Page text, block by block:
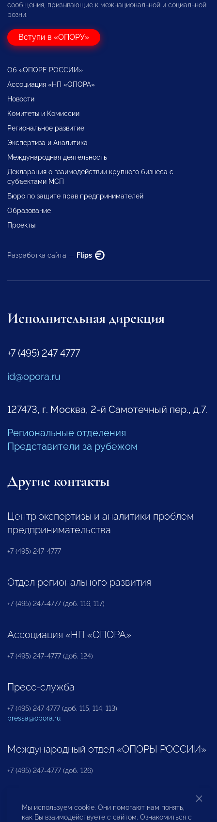
сообщения, призывающие к межнациональной и социальной
розни.
Вступи в «ОПОРУ»
Об «ОПОРЕ РОССИИ»
Ассоциация «НП «ОПОРА»
Новости
Комитеты и Комиссии
Региональное развитие
Экспертиза и Аналитика
Международная деятельность
Декларация о взаимодействии крупного бизнеса с
субъектами МСП
Бюро по защите прав предпринимателей
Образование
Проекты
Разработка сайта — Flips
Исполнительная дирекция
+7 (495) 247 4777
id@opora.ru
127473, г. Москва, 2-й Самотечный пер., д.7.
Региональные отделения
Представители за рубежом
Другие контакты
Центр экспертизы и аналитики проблем
предпринимательства
+7 (495) 247-4777
Отдел регионального развития
+7 (495) 247-4777 (доб. 116, 117)
Ассоциация «НП «ОПОРА»
+7 (495) 247-4777 (доб. 124)
Пресс-служба
+7 (495) 247 4777 (доб. 115, 114, 113)
pressa@opora.ru
Международный отдел «ОПОРЫ РОССИИ»
+7 (495) 247-4777 (доб. 126)
Бюро по защите прав предпринимателей и
инвесторов
Мы используем cookie. Они помогают нам понять,
как Вы взаимодействуете с сайтом. Ознакомиться с